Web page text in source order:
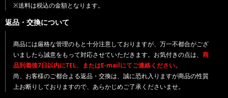
※送料は税込の金額となります。
返品・交換について
商品には厳格な管理のもと十分注意しておりますが、万一不都合がござ
いましたら誠意をもって対応させていただきます。お気付きの点は、 商
品到着後7日以内にTEL、またはE-mailにてご連絡ください。
尚、お客様のご都合よる返品・交換は、誠に恐れ入りますが商品の性質
上お断りしておりますので、あらかじめご了承くださいませ。